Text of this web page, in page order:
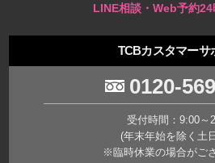
LINE相談・Web予約24
TCBカスタマーサ
0120-
受付時間：9:00～
(年末年始を除く土
※臨時休業の場合がご